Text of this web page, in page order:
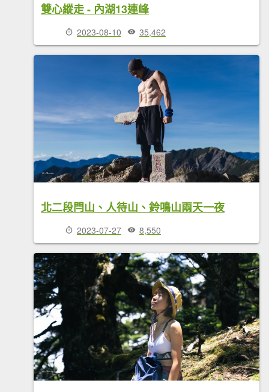
雙心縱走 - 內湖13連峰
2023-08-10 35,462
北二段閂山、人待山、鈴鳴山兩天一夜
2023-07-27 8,550